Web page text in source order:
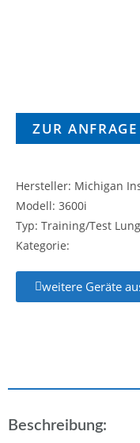
ZUR
Hersteller: Michigan
Modell: 3600i
Typ: Training/Test Lung
Kategorie:
weitere Geräte
Beschreibung: